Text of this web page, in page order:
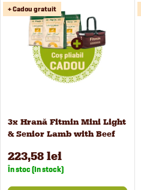
o
s
u
l
s
conține un procent ridicat de
carne...
+ Cadou gratuit
3x Hrană Fitmin Mini Light
& Senior Lamb with Beef
223,58 lei
În stoc (In stock)